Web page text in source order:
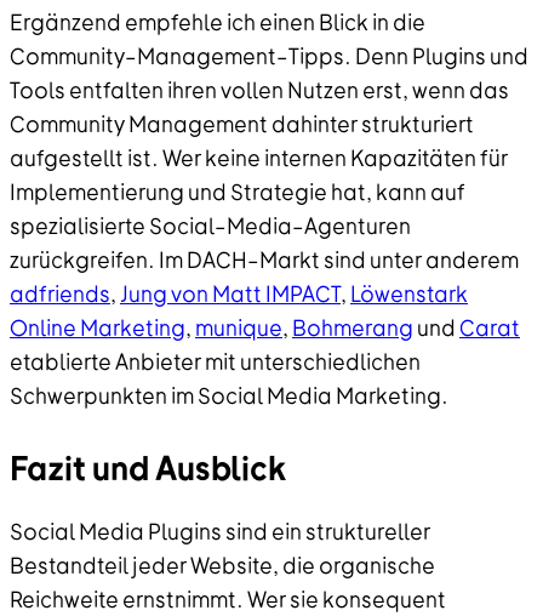
Ergänzend empfehle ich einen Blick in die
Community–Management–Tipps. Denn Plugins und
Tools entfalten ihren vollen Nutzen erst, wenn das
Community Management dahinter strukturiert
aufgestellt ist. Wer keine internen Kapazitäten für
Implementierung und Strategie hat, kann auf
spezialisierte Social–Media–Agenturen
zurückgreifen. Im DACH–Markt sind unter anderem
adfriends, Jung von Matt IMPACT, Löwenstark
Online Marketing, munique, Bohmerang undCarat
etablierte Anbieter mit unterschiedlichen
Schwerpunkten im Social Media Marketing.
Fazit und Ausblick
Social Media Plugins sind ein struktureller
Bestandteil jeder Website, die organische
Reichweite ernstnimmt. Wer sie konsequent